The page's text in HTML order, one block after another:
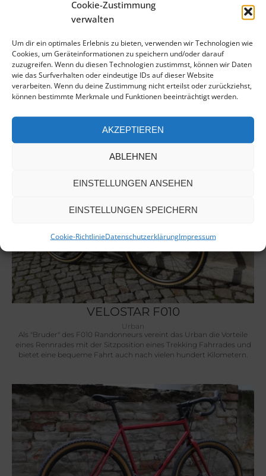
Cookie-Zustimmung
verwalten
Um dir ein optimales Erlebnis zu bieten, verwenden wir Technologien wie
Cookies, um Geräteinformationen zu speichern und/oder darauf
zuzugreifen. Wenn du diesen Technologien zustimmst, können wir Daten
wie das Surfverhalten oder eindeutige IDs auf dieser Website
verarbeiten. Wenn du deine Zustimmung nicht erteilst oder zurückziehst,
können bestimmte Merkmale und Funktionen beeinträchtigt werden.
AKZEPTIEREN
ABLEHNEN
EINSTELLUNGEN ANSEHEN
EINSTELLUNGEN SPEICHERN
Cookie-RichtlinieDatenschutzerklärungImpressum
VELOSTAR M06
Reiserad
Das VELOSTAR M06 mit Pinion
und Riemen-Antrieb eignet sich perfekt für eine längere Reise auf
schlechten Untergrund da es hierbei seine Reifenbreite von bis zu
VELOSTAR F010
Urban
Als "Bruder" des F010 Randonneurs vereint das Urban die Vorteile
eines Rennrades mit der Sitzposition eines Trekking Fahrrades und
bietet eine bequeme Fahrt auch nach vielen hundert Kilometern.